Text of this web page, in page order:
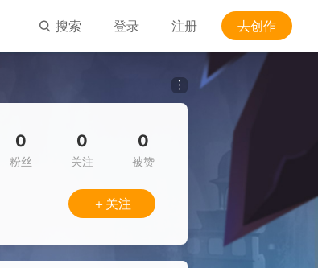
搜索 登录 注册 去创作
0
粉丝
0
关注
0
被赞
＋关注